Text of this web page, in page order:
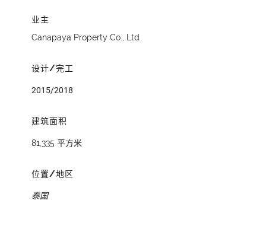
业主
Canapaya Property Co., Ltd
设计/完工
2015/2018
建筑面积
81,335 平方米
位置/地区
泰国